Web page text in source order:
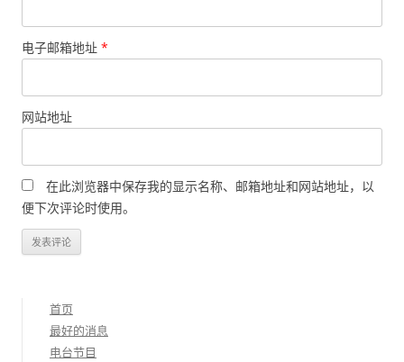
电子邮箱地址 *
网站地址
在此浏览器中保存我的显示名称、邮箱地址和网站地址，以
便下次评论时使用。
首页
最好的消息
电台节目